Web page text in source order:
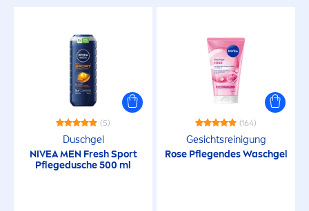
(5)
Duschgel
NIVEA MEN FreshSport
Pflegedusche 500 ml
(164)
Gesichtsreinigung
RosePflegendes Waschgel